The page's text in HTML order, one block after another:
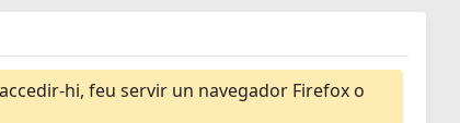
hi, feu servir un navegador Firefox o